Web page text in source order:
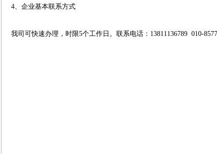
4、企业基本联系方式
我司可快速办理，时限5个工作日。联系电话：13811136789 010-